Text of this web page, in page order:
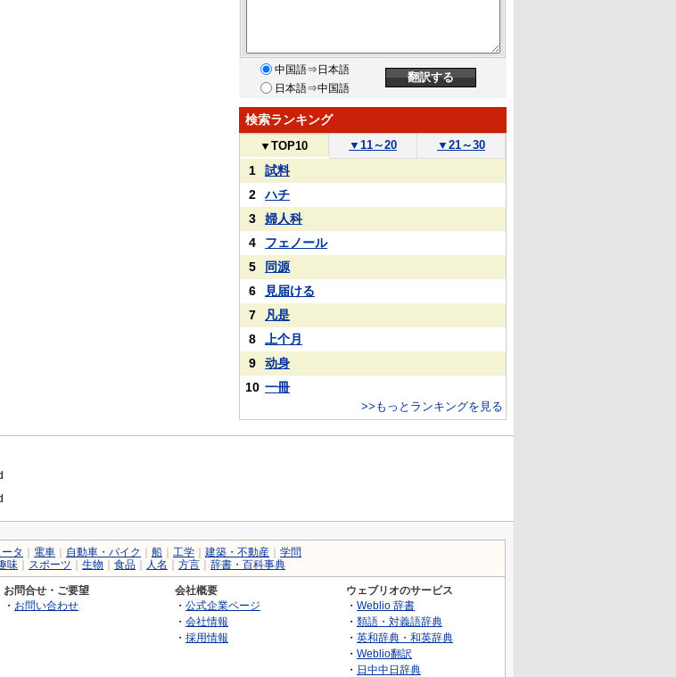
中国語⇒日本語
日本語⇒中国語
検索ランキング
▼ TOP10 ▼ 11～20 ▼ 21～30
1
試料
2
ハチ
3
婦人科
4
フェノール
5
同源
6
見届ける
7
凡是
8
上个月
9
动身
10 一冊
>>もっとランキングを見る
タ 電車 自動車・バイク 船 工学 建築・不動産
学問
味 スポーツ 生物 食品 人名 方言 辞書・百科事典
お問合せ・ご要望
・ お問い合わせ
会社概要
・ 公式企業ページ
・ 会社情報
・ 採用情報
ウェブリオのサービス
・ Weblio 辞書
・ 類語・対義語辞典
・ 英和辞典・和英辞典
・ Weblio翻訳
・ 日中中日辞典